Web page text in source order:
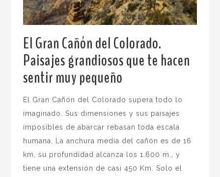
El Gran Cañón del Colorado.
Paisajes grandiosos que te hacen
sentir muy pequeño
El Gran Cañón del Colorado supera todo lo
imaginado. Sus dimensiones y sus paisajes
imposibles de abarcar rebasan toda escala
humana. La anchura media del cañón es de 16
km, su profundidad alcanza los 1.600 m., y
tiene una extensión de casi 450 Km. Solo el